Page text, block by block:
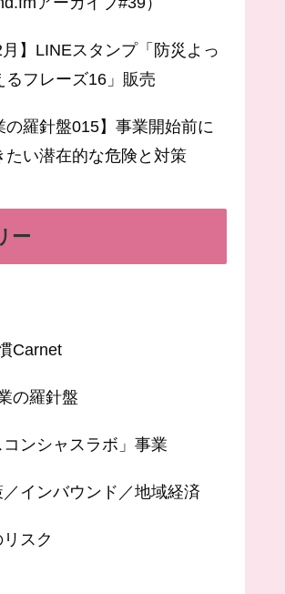
月】LINEスタンプ「防災よっ
るフレーズ16」販売
の羅針盤015】事業開始前に
たい潜在的な危険と対策
ー
Carnet
の羅針盤
ンシャスラボ」事業
インバウンド／地域経済
スク